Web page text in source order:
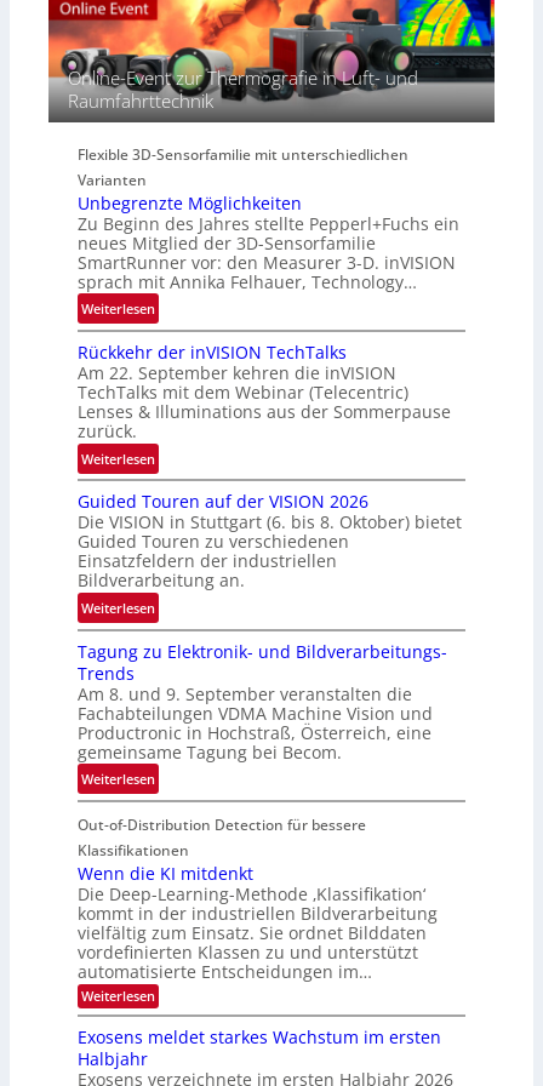
e
i
e
s
-
u
n
d
e
e
o
n
c
r
a
l
N
s
‘
Online-Event zur Thermografie in Luft- und
Raumfahrttechnik
Flexible 3D-Sensorfamilie mit unterschiedlichen
Varianten
Unbegrenzte Möglichkeiten
Zu Beginn des Jahres stellte Pepperl+Fuchs ein
neues Mitglied der 3D-Sensorfamilie
SmartRunner vor: den Measurer 3-D. inVISION
sprach mit Annika Felhauer, Technology…
Weiterlesen:
U
n
b
e
g
r
e
z
t
e
M
ö
g
l
c
h
k
e
i
n
Rückkehr der inVISION TechTalks
Am 22. September kehren die inVISION
TechTalks mit dem Webinar (Telecentric)
Lenses & Illuminations aus der Sommerpause
zurück.
Weiterlesen:
R
ü
c
k
k
e
h
d
e
r
i
n
V
I
S
I
O
N
T
e
c
h
T
a
k
Guided Touren auf der VISION 2026
Die VISION in Stuttgart (6. bis 8. Oktober) bietet
Guided Touren zu verschiedenen
Einsatzfeldern der industriellen
Bildverarbeitung an.
Weiterlesen:
G
u
d
e
d
T
o
e
n
a
u
f
d
e
r
V
Tagung zu Elektronik- und Bildverarbeitungs-
Trends
Am 8. und 9. September veranstalten die
Fachabteilungen VDMA Machine Vision und
Productronic in Hochstraß, Österreich, eine
gemeinsame Tagung bei Becom.
Weiterlesen:
T
a
g
u
n
g
z
u
E
l
e
t
Out-of-Distribution Detection für bessere
Klassifikationen
Wenn die KI mitdenkt
Die Deep-Learning-Methode ‚Klassifikation‘
kommt in der industriellen Bildverarbeitung
vielfältig zum Einsatz. Sie ordnet Bilddaten
vordefinierten Klassen zu und unterstützt
automatisierte Entscheidungen im…
Weiterlesen:
W
n
d
Exosens meldet starkes Wachstum im ersten
Halbjahr
Exosens verzeichnete im ersten Halbjahr 2026